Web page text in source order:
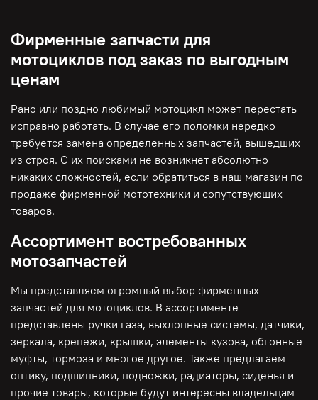
Фирменные запчасти для
мотоциклов под заказ по выгодным
ценам
Рано или поздно любимый мотоцикл может перестать
исправно работать. В случае его поломки нередко
требуется замена определенных запчастей, вышедших
из строя. С их поисками не возникнет абсолютно
никаких сложностей, если обратиться в наш магазин по
продаже фирменной мототехники и сопутствующих
товаров.
Ассортимент востребованных
мотозапчастей
Мы представляем огромный выбор фирменных
запчастей для мотоциклов. В ассортименте
представлены ручки газа, выхлопные системы, датчики,
зеркала, крепежи, крышки, элементы кузова, обгонные
муфты, тормоза и многое другое. Также предлагаем
оптику, подшипники, подножки, радиаторы, сиденья и
прочие товары, которые будут интересны владельцам